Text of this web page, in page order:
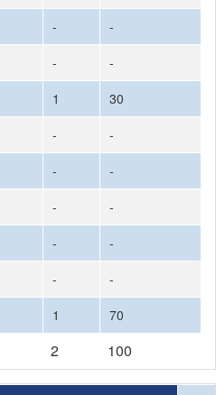
-
-
-
-
1
30
-
-
-
-
-
-
-
-
-
-
1 70
2 100